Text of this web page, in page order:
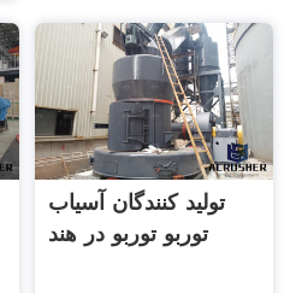
تولید کنندگان آسیاب
توربو توربو در هند